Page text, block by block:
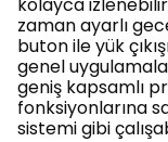
zaman ayarlı
buton ile yük
genel
geniş kapsamlı
fonksiyonlarına
sistemi gibi